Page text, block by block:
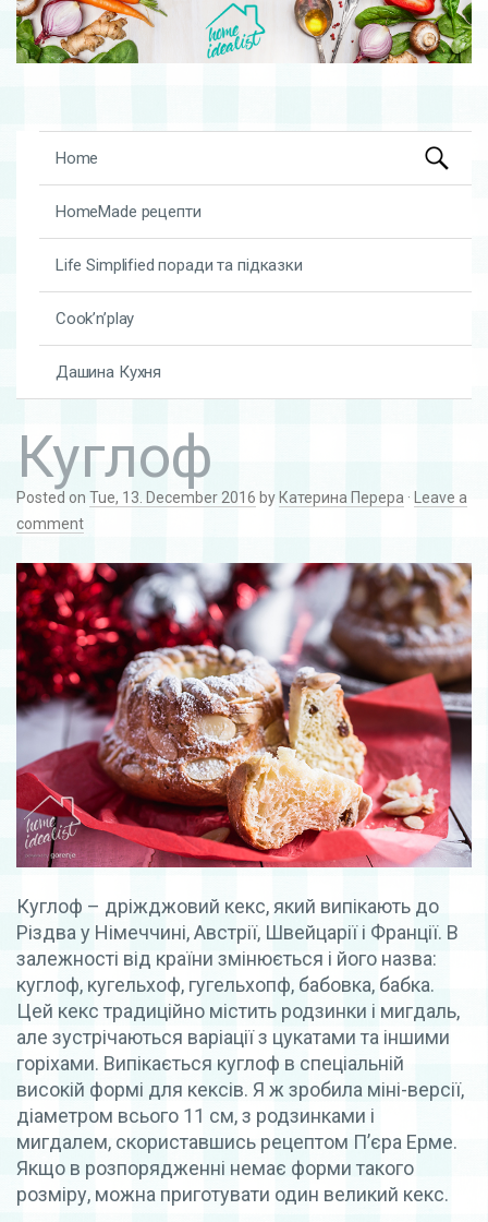
Skip to content
Home
HomeMade рецепти
Life Simplified поради та підказки
Cook’n’play
Дашина Кухня
Search
for:
Куглоф
Posted on Tue, 13. December 2016 by Катерина Перера ·
Leave a
comment
Куглоф – дріжджовий кекс, який випікають до
Різдва у Німеччині, Австрії, Швейцарії і Франції. В
залежності від країни змінюється і його назва:
куглоф, кугельхоф, гугельхопф, бабовка, бабка.
Цей кекс традиційно містить родзинки і мигдаль,
але зустрічаються варіації з цукатами та іншими
горіхами. Випікається куглоф в спеціальній
високій формі для кексів. Я ж зробила міні-версії,
діаметром всього 11 см, з родзинками і
мигдалем, скориставшись рецептом П’єра Ерме.
Якщо в розпорядженні немає форми такого
розміру, можна приготувати один великий кекс.